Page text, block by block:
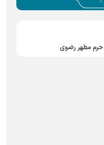
مطهر رضوی